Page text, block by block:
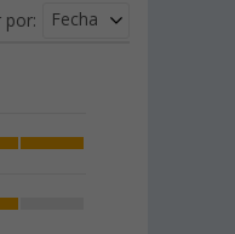
por: Fecha